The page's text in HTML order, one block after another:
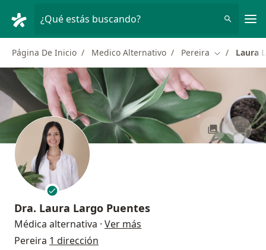
¿Qué estás buscando?
Página De Inicio Medico Alternativo Pereira Cambiar de
Laura
Dra. Laura Largo Puentes
Médica alternativa · Ver más
Pereira 1 dirección